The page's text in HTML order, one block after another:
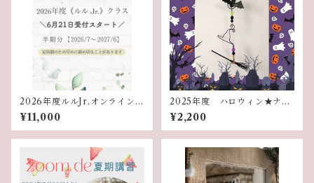
2026年度ルルJr.オンラインク
ラス講座
¥11,000
2025年度 ハロウィン★ナイ
トレッスン
¥2,200